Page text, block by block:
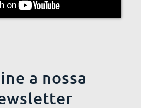
a nossa